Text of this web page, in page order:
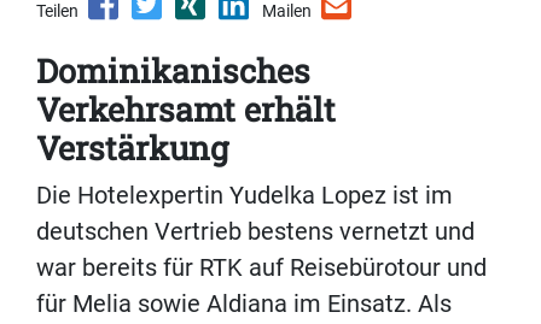
Teilen Mailen
Dominikanisches
Verkehrsamt erhält
Verstärkung
Die Hotelexpertin Yudelka Lopez ist im
deutschen Vertrieb bestens vernetzt und
war bereits für RTK auf Reisebürotour und
für Melia sowie Aldiana im Einsatz. Als